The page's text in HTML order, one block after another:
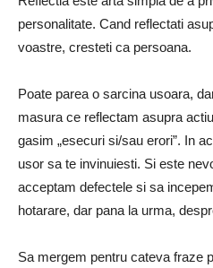
personalitate. Cand reflectati
voastre, cresteti ca persoana.
Poate parea o sarcina usoara,
masura ce reflectam asupra
gasim „esecuri si/sau erori”. In
usor sa te invinuiesti. Si este
acceptam defectele si sa
hotarare, dar pana la urma,
Sa mergem pentru cateva fraze